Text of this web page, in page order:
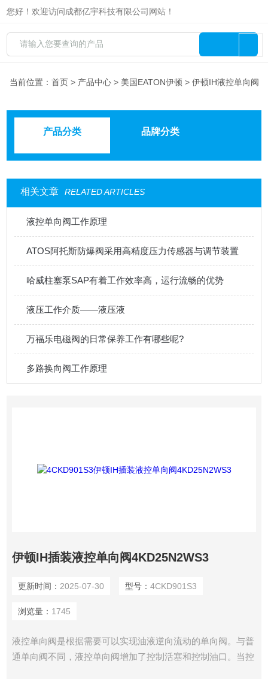
您好！欢迎访问成都亿宇科技有限公司网站！
当前位置：首页 > 产品中心 > 美国EATON伊顿 > 伊顿IH液控单向阀
产品分类 品牌分类
相关文章 RELATED ARTICLES
液控单向阀工作原理
ATOS阿托斯防爆阀采用高精度压力传感器与调节装置
哈威柱塞泵SAP有着工作效率高，运行流畅的优势
液压工作介质——液压液
万福乐电磁阀的日常保养工作有哪些呢?
多路换向阀工作原理
伊顿IH插装液控单向阀4KD25N2WS3
更新时间： 2025-07-30 型号： 4CKD901S3
浏览量： 1745
液控单向阀是根据需要可以实现油液逆向流动的单向阀。与普
通单向阀不同，液控单向阀增加了控制活塞和控制油口。当控